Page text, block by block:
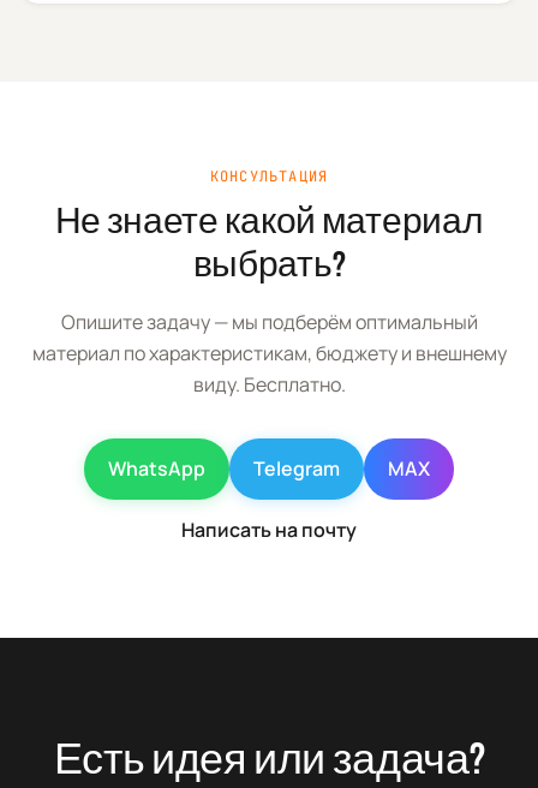
КОНСУЛЬТАЦИЯ
Не знаете какой материал
выбрать?
Опишите задачу — мы подберём оптимальный
материал по характеристикам, бюджету и внешнему
виду. Бесплатно.
WhatsApp Telegram MAX
Написать на почту
Есть идея или задача?